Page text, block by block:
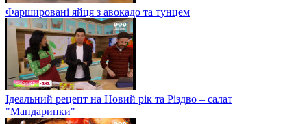
Фаршировані яйця з авокадо та тунцем
Ідеальний рецепт на Новий рік та Різдво – салат
"Мандаринки"